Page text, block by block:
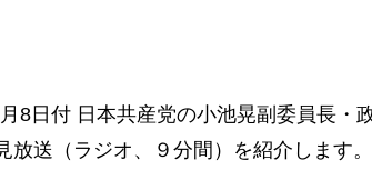
月8日付 日本共産党の小池晃副委員長・
放送（ラジオ、９分間）を紹介します